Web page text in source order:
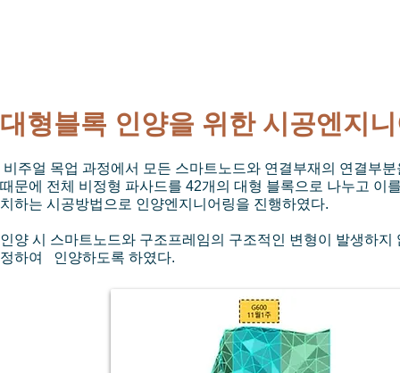
대형블록 인양을 위한 시공엔지
비주얼 목업 과정에서 모든 스마트노드와 연결부재의 연결부
때문에 전체 비정형 파사드를 42개의 대형 블록으로 나누고 이
치하는 시공방법으로 인양엔지니어링을 진행하였다.
인양 시 스마트노드와 구조프레임의 구조적인 변형이 발생하
정하여 인양하도록 하였다.